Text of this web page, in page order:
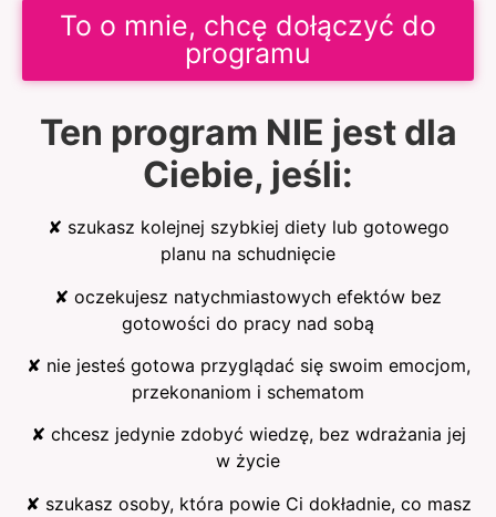
To o mnie, chcę dołączyć do
programu
Ten program NIE jest dla
Ciebie, jeśli:
✘ szukasz kolejnej szybkiej diety lub gotowego
planu na schudnięcie
✘ oczekujesz natychmiastowych efektów bez
gotowości do pracy nad sobą
✘ nie jesteś gotowa przyglądać się swoim emocjom,
przekonaniom i schematom
✘ chcesz jedynie zdobyć wiedzę, bez wdrażania jej
w życie
✘ szukasz osoby, która powie Ci dokładnie, co masz